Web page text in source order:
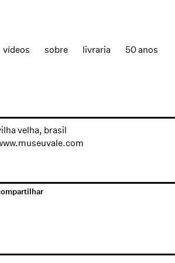
vídeos sobre livraria 50 anos
velha, brasil